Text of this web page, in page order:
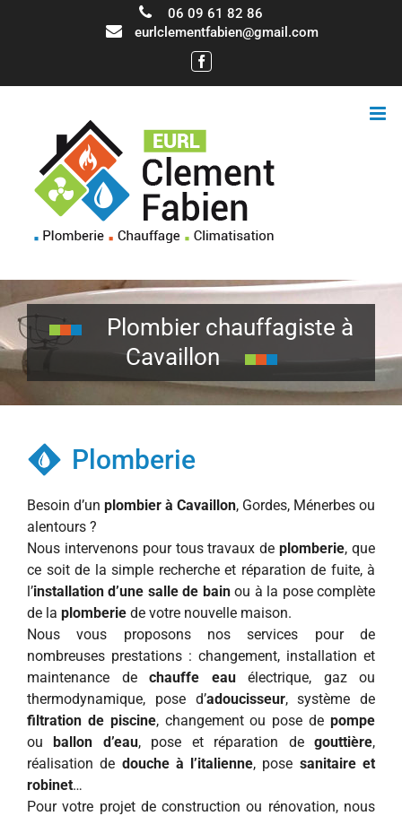
06 09 61 82 86
eurlclementfabien@gmail.com
Plombier chauffagiste à
Cavaillon
Plomberie
Besoin d’un plombier à Cavaillon, Gordes, Ménerbes ou
alentours ?
Nous intervenons pour tous travaux deplomberie, que
ce soit de la simple recherche et réparation de fuite, à
l’installation d’une salle de bainou à la pose complète
de la plomberie de votre nouvelle maison.
Nous vous proposons nos services pour de
nombreuses prestations : changement, installation et
maintenance de chauffe eauélectrique, gaz ou
thermodynamique, pose d’adoucisseur, système de
filtration de piscine, changement ou pose depompe
ouballon d’eau, pose et réparation degouttière,
réalisation de douche à l’italienne, pose sanitaire et
robinet…
Pour votre projet de construction ou rénovation, nous